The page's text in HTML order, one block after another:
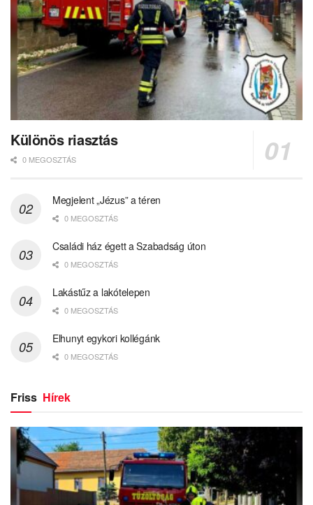
Különös riasztás
0 MEGOSZTÁS
Megjelent „Jézus” a téren
0 MEGOSZTÁS
Családi ház égett a Szabadság úton
0 MEGOSZTÁS
Lakástűz a lakótelepen
0 MEGOSZTÁS
Elhunyt egykori kollégánk
0 MEGOSZTÁS
Friss Hírek